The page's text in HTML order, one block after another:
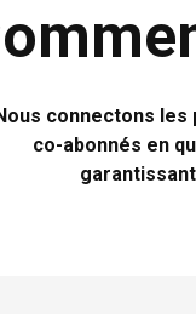
connectons les
co-abonnés en